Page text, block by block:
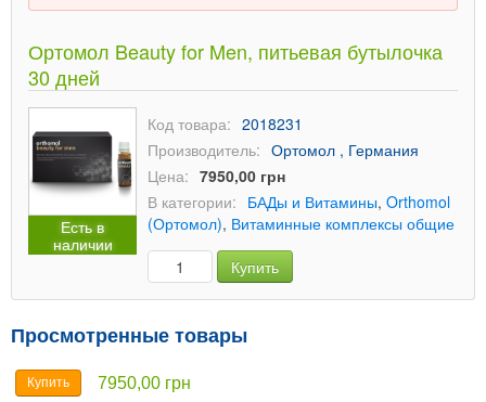
Ортомол Beauty for Men, питьевая бутылочка
30 дней
Есть в
наличии
Код товара: 2018231
Производитель: Ортомол , Германия
Цена: 7950,00 грн
В категории: БАДы и Витамины, Orthomol
(Ортомол), Витаминные комплексы общие
Купить
Просмотренные товары
Купить 7950,00 грн